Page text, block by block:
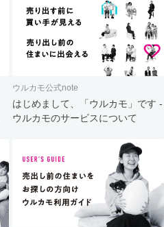
ウルカモ公式note
はじめまして、「ウルカモ」です -
ウルカモのサービスについて